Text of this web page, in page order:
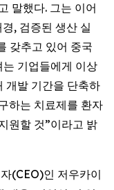
말했다. 그는 이어
, 검증된 생산 실
갖추고 있어 중국
기업들에게 이상
개발 기간을 단축하
하는 치료제를 환자
원할 것”이라고 밝
(CEO)인 저우카이